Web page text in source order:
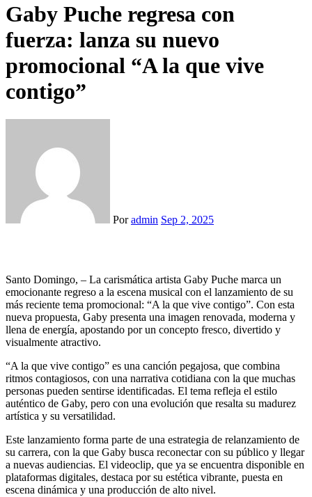
Gaby Puche regresa con
fuerza: lanza su nuevo
promocional “A la que vive
contigo”
Poradmin Sep 2, 2025
Santo Domingo, – La carismática artista Gaby Puche marca un
emocionante regreso a la escena musical con el lanzamiento de su
más reciente tema promocional: “A la que vive contigo”. Con esta
nueva propuesta, Gaby presenta una imagen renovada, moderna y
llena de energía, apostando por un concepto fresco, divertido y
visualmente atractivo.
“A la que vive contigo” es una canción pegajosa, que combina
ritmos contagiosos, con una narrativa cotidiana con la que muchas
personas pueden sentirse identificadas. El tema refleja el estilo
auténtico de Gaby, pero con una evolución que resalta su madurez
artística y su versatilidad.
Este lanzamiento forma parte de una estrategia de relanzamiento de
su carrera, con la que Gaby busca reconectar con su público y llegar
a nuevas audiencias. El videoclip, que ya se encuentra disponible en
plataformas digitales, destaca por su estética vibrante, puesta en
escena dinámica y una producción de alto nivel.